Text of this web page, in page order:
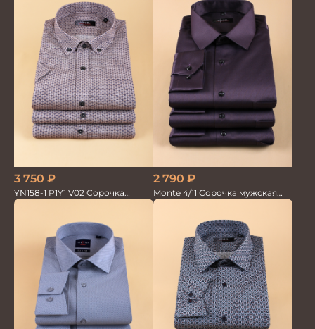
3 750 ₽
YN158-1 P1Y1 V02 Сорочка
мужская кор.рукав
2 790 ₽
Monte 4/11 Сорочка мужская
кор.рукав